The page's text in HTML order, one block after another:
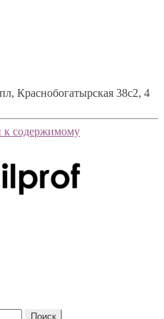
Краснобогатырская 38с2, 4
к содержимому
Поиск